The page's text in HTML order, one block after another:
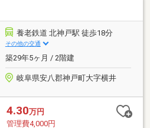
養老鉄道 北神戸駅 徒歩18分
その他の交通
築29年5ヶ月 / 2階建
岐阜県安八郡神戸町大字横井
4.30万円
管理費4,000円